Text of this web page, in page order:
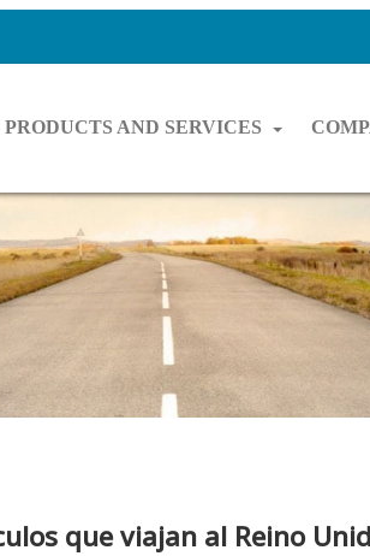
PRODUCTS AND SERVICES
que viajan al Reino